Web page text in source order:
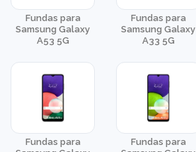
Fundas para
Samsung Galaxy
A53 5G
Fundas para
Samsung Galaxy
A33 5G
Fundas para
Fundas para